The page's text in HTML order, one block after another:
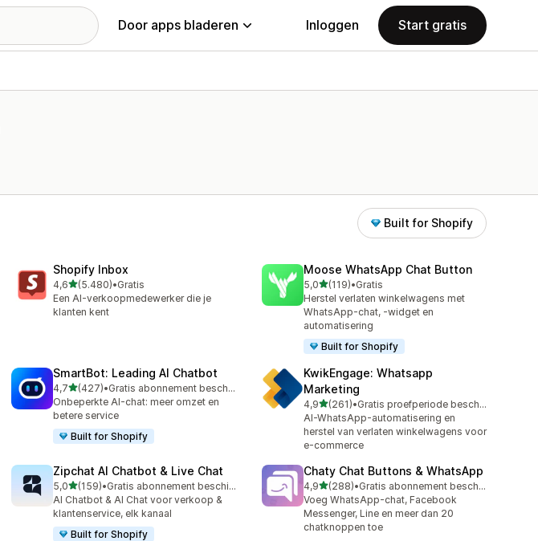
Door apps bladeren Inloggen Start gratis
Built for Shopify
Shopify Inbox
4,6van 5 sterren
(5.480)
5480 recensies in totaal
•Gratis
Een AI-verkoopmedewerker die je
klanten kent
Moose WhatsApp Chat Button
5,0van 5 sterren
(119)
119 recensies in totaal
•Gratis
Herstel verlaten winkelwagens met
WhatsApp-chat, -widget en
automatisering
Built for Shopify
SmartBot: Leading AI Chatbot
4,7van 5 sterren
(427)
427 recensies in totaal
•
Gratis abonnement beschikbaar
Onbeperkte AI-chat: meer omzet en
betere service
Built for Shopify
KwikEngage: Whatsapp
Marketing
4,9van 5 sterren
(261)
261 recensies in totaal
•
Gratis proefperiode beschikbaar
AI-WhatsApp-automatisering en
herstel van verlaten winkelwagens voor
e-commerce
Zipchat AI Chatbot & Live Chat
5,0van 5 sterren
(159)
159 recensies in totaal
•
Gratis abonnement beschikbaar
AI Chatbot & AI Chat voor verkoop &
klantenservice, elk kanaal
Built for Shopify
Chaty Chat Buttons & WhatsApp
4,9van 5 sterren
(288)
288 recensies in totaal
•
Gratis abonnement beschikbaar
Voeg WhatsApp-chat, Facebook
Messenger, Line en meer dan 20
chatknoppen toe